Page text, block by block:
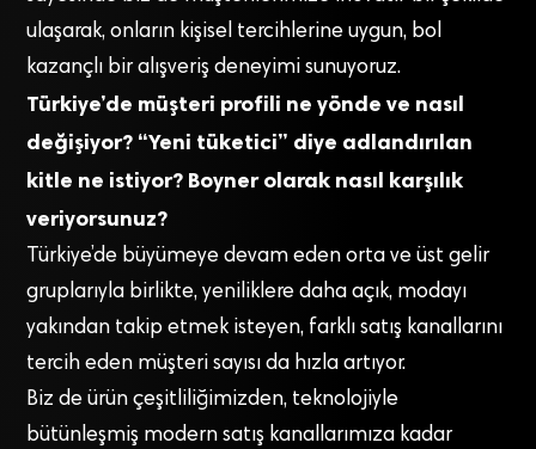
ulaşarak, onların kişisel tercihlerine uygun, bol
kazançlı bir alışveriş deneyimi sunuyoruz.
Türkiye’de müşteri profili ne yönde ve nasıl
değişiyor? “Yeni tüketici” diye adlandırılan
kitle ne istiyor? Boyner olarak nasıl karşılık
veriyorsunuz?
Türkiye’de büyümeye devam eden orta ve üst gelir
gruplarıyla birlikte, yeniliklere daha açık, modayı
yakından takip etmek isteyen, farklı satış kanallarını
tercih eden müşteri sayısı da hızla artıyor.
Biz de ürün çeşitliliğimizden, teknolojiyle
bütünleşmiş modern satış kanallarımıza kadar